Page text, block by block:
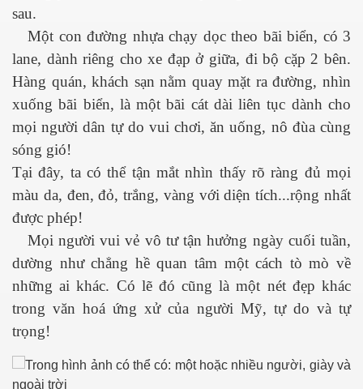
sau.
Một con đường nhựa chạy dọc theo bãi biển, có 3
lane, dành riêng cho xe đạp ở giữa, đi bộ cặp 2 bên.
Hàng quán, khách sạn nằm quay mặt ra đường, nhìn
xuống bãi biển, là một bãi cát dài liên tục dành cho
mọi người dân tự do vui chơi, ăn uống, nô đùa cùng
sóng gió!
Tại đây, ta có thể tận mắt nhìn thấy rõ ràng đủ mọi
màu da, đen, đỏ, trắng, vàng với diện tích...rộng nhất
được phép!
Mọi người vui vẻ vô tư tận hưởng ngày cuối tuần,
dường như chẳng hề quan tâm một cách tò mò về
những ai khác. Có lẽ đó cũng là một nét đẹp khác
trong văn hoá ứng xử của người Mỹ, tự do và tự
trọng!